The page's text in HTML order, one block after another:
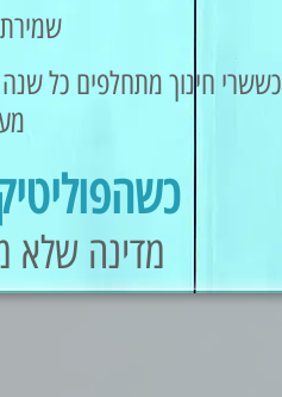
כששרי חינוך מתחלפים כל
מדינה שלא